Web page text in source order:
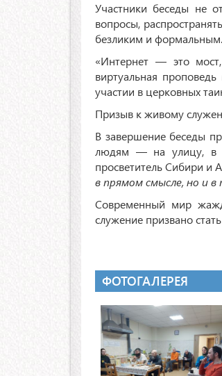
Участники беседы не
вопросы,
безликим и формальным.
«Интернет — это
виртуальная
участии в церковных
Призыв к живому
В завершение беседы
людям — на улицу, в
просветитель Сибири и
в прямом смысле, но и в
Современный мир
служение призвано
ФОТОГАЛЕРЕЯ